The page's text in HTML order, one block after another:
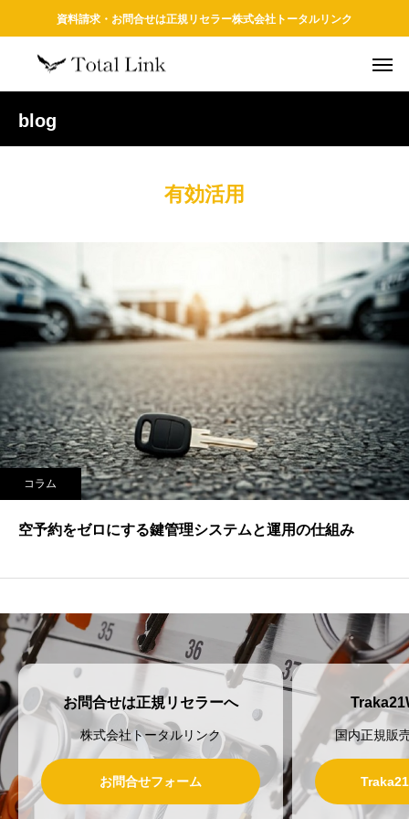
資料請求・お問合せは正規リセラー株式会社トータルリンク
blog
有効活用
コラム
空予約をゼロにする鍵管理システムと運用の仕組み
お問合せは正規リセラーへ
株式会社トータルリンク
お問合せフォーム
国内正規販